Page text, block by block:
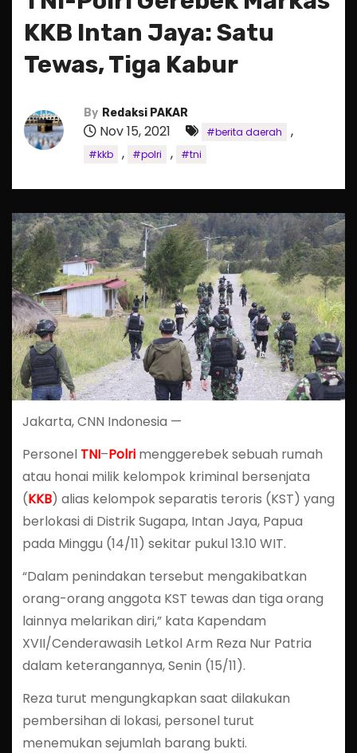
KKB Intan Jaya: Satu
Tewas, Tiga Kabur
By Redaksi PAKAR
Nov 15, 2021 #berita daerah ,
#kkb , #polri , #tni
Jakarta, CNN Indonesia —
Personel TNI–Polrimenggerebek sebuah rumah
atau honai milik kelompok kriminal bersenjata
(KKB) alias kelompok separatis teroris (KST) yang
berlokasi di Distrik Sugapa, Intan Jaya, Papua
pada Minggu (14/11) sekitar pukul 13.10 WIT.
“Dalam penindakan tersebut mengakibatkan
orang-orang anggota KST tewas dan tiga orang
lainnya melarikan diri,” kata Kapendam
XVII/Cenderawasih Letkol Arm Reza Nur Patria
dalam keterangannya, Senin (15/11).
Reza turut mengungkapkan saat dilakukan
pembersihan di lokasi, personel turut
menemukan sejumlah barang bukti.